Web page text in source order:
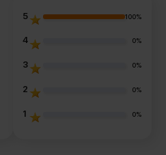
5 100%
4 0%
3 0%
2 0%
1 0%